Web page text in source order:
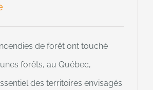
de forêt ont touché
forêts, au Québec,
des territoires envisagés